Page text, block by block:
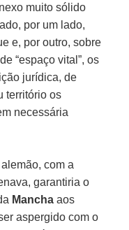
muito sólido
por um lado,
e, por outro, sobre
“espaço vital”, os
jurídica, de
território os
necessária
com a
garantiria o
Mancha aos
aspergido com o